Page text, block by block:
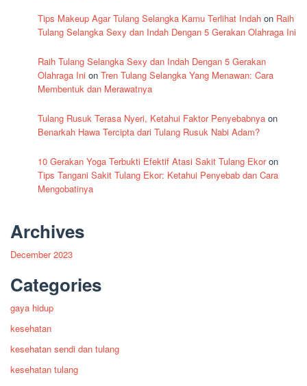
Tips Makeup Agar Tulang Selangka Kamu Terlihat Indah on Raih
Tulang Selangka Sexy dan Indah Dengan 5 Gerakan Olahraga Ini
Raih Tulang Selangka Sexy dan Indah Dengan 5 Gerakan
Olahraga Ini on Tren Tulang Selangka Yang Menawan: Cara
Membentuk dan Merawatnya
Tulang Rusuk Terasa Nyeri, Ketahui Faktor Penyebabnya on
Benarkah Hawa Tercipta dari Tulang Rusuk Nabi Adam?
10 Gerakan Yoga Terbukti Efektif Atasi Sakit Tulang Ekoron
Tips Tangani Sakit Tulang Ekor: Ketahui Penyebab dan Cara
Mengobatinya
Archives
December 2023
Categories
gaya hidup
kesehatan
kesehatan sendi dan tulang
kesehatan tulang